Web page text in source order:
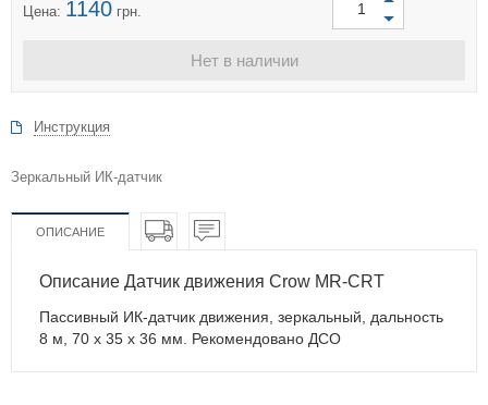
Цена: 1140 грн.
Нет в наличии
Инструкция
Зеркальный ИК-датчик
ОПИСАНИЕ
Описание Датчик движения Crow MR-CRT
Пассивный ИК-датчик движения, зеркальный, дальность
8 м, 70 х 35 х 36 мм. Рекомендовано ДСО